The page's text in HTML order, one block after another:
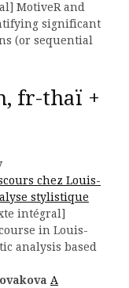
MotiveR and
significant
(or sequential
fr-thaï +
chez Louis-
stylistique
intégral]
in Louis-
analysis based
A